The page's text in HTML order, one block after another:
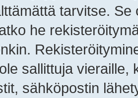
tarvitse.
he
sallittuja vieraille,
sähköpostin